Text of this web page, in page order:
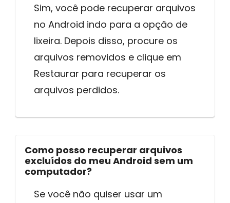
Sim, você pode recuperar arquivos
no Android indo para a opção de
lixeira. Depois disso, procure os
arquivos removidos e clique em
Restaurar para recuperar os
arquivos perdidos.
Como posso recuperar arquivos
excluídos do meu Android sem um
computador?
Se você não quiser usar um